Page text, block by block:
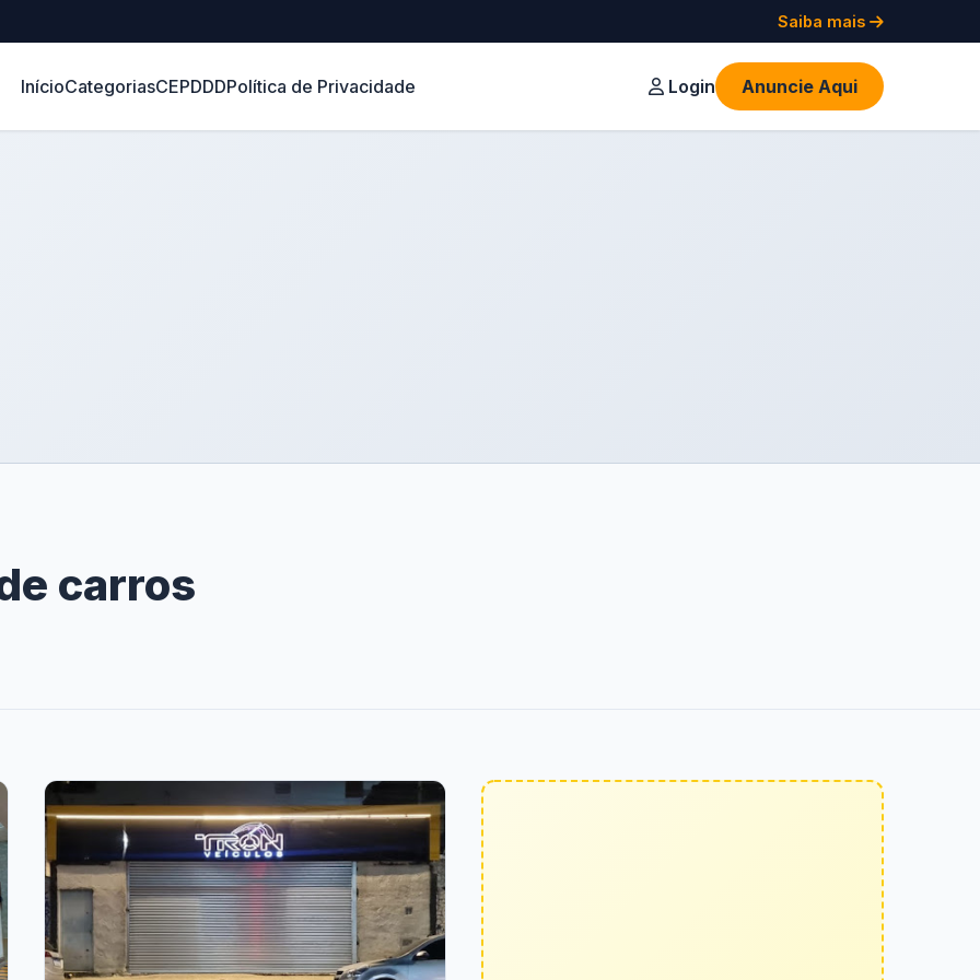
Saiba mais
InícioCategoriasCEPDDDPolítica de Privacidade Login Anuncie Aqui
carros